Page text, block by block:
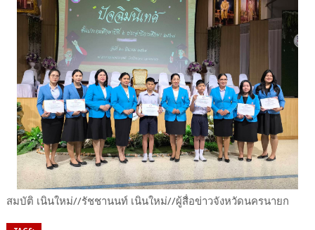
สมบัติ เนินใหม่//รัชชานนท์ เนินใหม่//ผู้สื่อข่าวจังหวัดนครนายก